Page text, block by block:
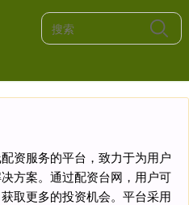
资服务的平台，致力于为用户
方案。通过配资台网，用户可
取更多的投资机会。平台采用